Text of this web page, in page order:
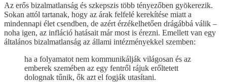
Az erős bizalmatlanság és szkepszis több tényezőben gyökerezik.
Sokan attól tartanak, hogy az árak felfelé kerekítése miatt a
mindennapi élet csendben, de azért érzékelhetően drágábbá válik –
noha igen, az infláció hatásait már most is érezni. Emellett van egy
általános bizalmatlanság az állami intézményekkel szemben:
ha a folyamatot nem kommunikálják világosan és az
emberek szemében az egy fentről rájuk erőltetett
dolognak tűnik, ők azt el fogják utasítani.